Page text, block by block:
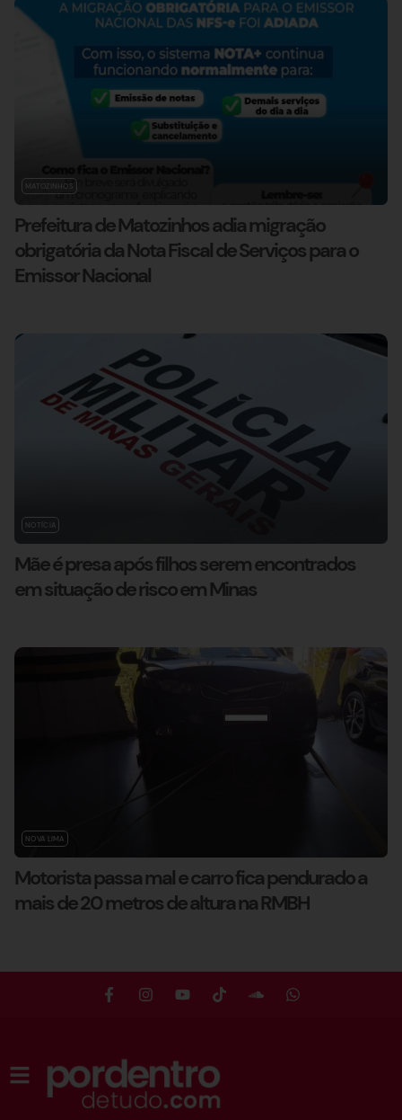
MATOZINHOS
Prefeitura de Matozinhos adia migração
obrigatória da Nota Fiscal de Serviços para o
Emissor Nacional
NOTÍCIA
Mãe é presa após filhos serem encontrados
em situação de risco em Minas
NOVA LIMA
Motorista passa mal e carro fica pendurado a
mais de 20 metros de altura na RMBH